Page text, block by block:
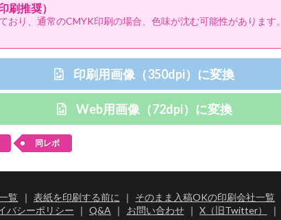
刷推奨）
おり、通常のCMYK印刷の場合、色味が沈む可能性があります。
印刷用画像（350dpi）に変換
Web用画像（72dpi）に変換
同レボ
覧 ｜ 表紙を印刷する前に ｜ そのまま入稿OKの印刷会社一覧
バシーポリシー
｜ Q&A ｜ お問い合わせ ｜ X（旧Twitter） ｜